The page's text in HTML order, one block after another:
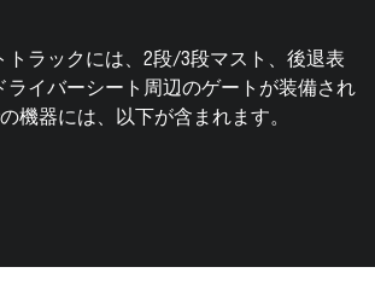
トラックには、2段/3段マスト、後退表
ライバーシート周辺のゲートが装備され
機器には、以下が含まれます。